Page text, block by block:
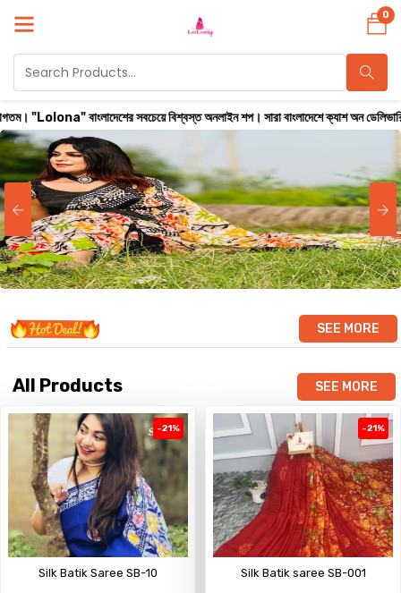
সবচেয়ে বিশ্বস্ত অনলাইন শপ। সারা বাংলাদেশে ক্যাশ অন ডেলিভারি করা হয় ( ২৪ থেকে
0
SEE MORE
All Products SEE MORE
-21%
Silk Batik Saree SB-10
-21%
Silk Batik saree SB-001